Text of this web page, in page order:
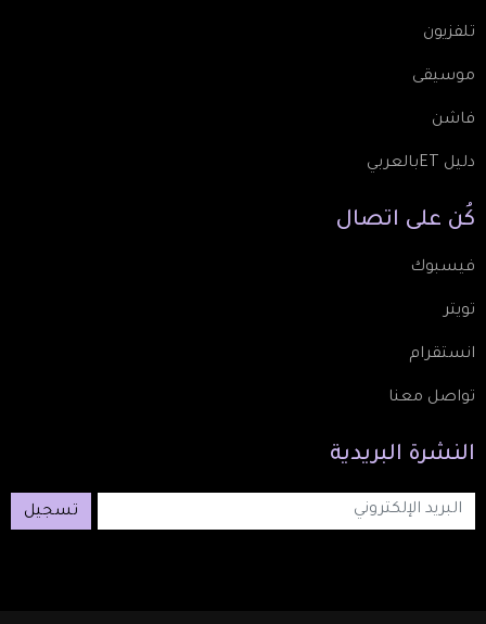
تلفزيون
موسيقى
فاشن
دليل ETبالعربي
كُن على اتصال
فيسبوك
تويتر
انستقرام
تواصل معنا
النشرة البريدية
تسجيل